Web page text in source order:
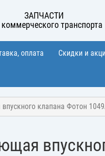
ЗАПЧАСТИ
транспорта
оплата Скидки и
клапана Фотон